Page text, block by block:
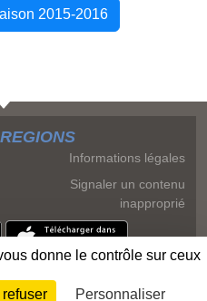
2015-2016
REGIONS
Informations légales
Signaler un contenu
inapproprié
Connexion
donne le contrôle sur ceux
refuser Personnaliser